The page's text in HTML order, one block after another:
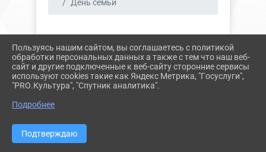
День семьи
ДЕНЬ СЕМЬИ
Пользуясь нашим сайтом, вы соглашаетесь с политикой
обработки персональных данных а также с тем что наш веб-
сайт и другие подключенные к веб-сайту сторонние сервисы
используют cookies такие как Яндекс Метрика, "Госуслуги",
"PRO.Культура", "Спутник аналитика".
Подробнее
Подтверждаю